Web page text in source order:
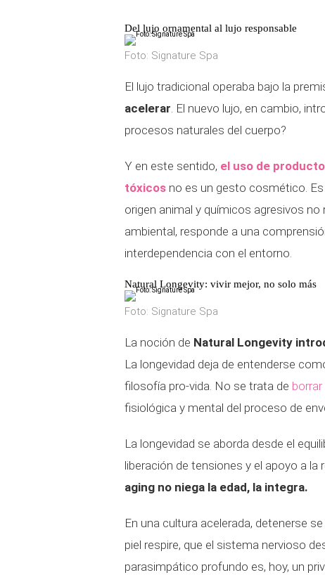
Del lujo ornamental al lujo responsable
Foto: Signature Spa
El lujo tradicional operaba bajo la
acelerar. El nuevo lujo, en cambio,
procesos naturales del cuerpo?
Y en este sentido, el uso de
tóxicos no es un gesto cosmético.
origen animal y químicos agresivos
ambiental, responde a una
interdependencia con el entorno.
Natural Longevity: vivir mejor, no solo más
Foto: Signature Spa
La noción de Natural Longevity
La longevidad deja de entenderse
filosofía pro-vida. No se trata de
fisiológica y mental del proceso de
La longevidad se aborda desde el
liberación de tensiones y el apoyo a la
aging no niega la edad, la integra.
En una cultura acelerada, detenerse
piel respire, que el sistema nervioso
parasimpático profundo es, hoy, un